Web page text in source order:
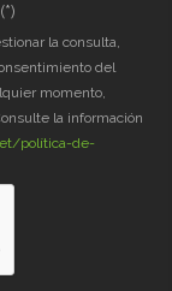
la consulta,
del
momento,
la información
política-de-